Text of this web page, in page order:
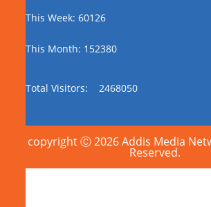
This Week: 60126
This Month: 152380
Total Visitors: 2468050
copyright Ⓒ 2026 Addis Media
Reserved.